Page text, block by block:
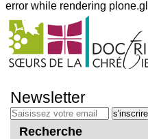
error while rendering
Outils
personnels
au
contenu.
Aller
Newsletter
Recherche